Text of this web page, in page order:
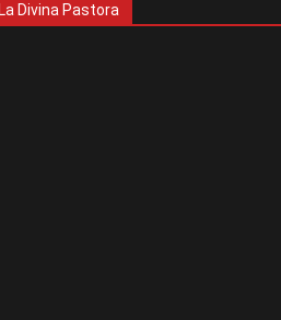
La Divina Pastora